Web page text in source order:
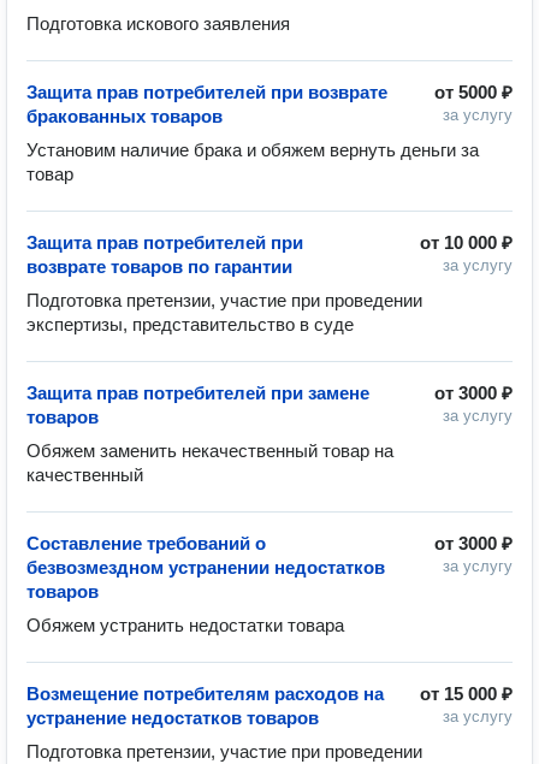
Подготовка искового заявления
от 5000 ₽
за услугу
Защита прав потребителей при возврате
бракованных товаров
Установим наличие брака и обяжем вернуть деньги за
товар
от 10 000 ₽
за услугу
Защита прав потребителей при
возврате товаров по гарантии
Подготовка претензии, участие при проведении
экспертизы, представительство в суде
от 3000 ₽
за услугу
Защита прав потребителей при замене
товаров
Обяжем заменить некачественный товар на
качественный
от 3000 ₽
за услугу
Составление требований о
безвозмездном устранении недостатков
товаров
Обяжем устранить недостатки товара
от 15 000 ₽
за услугу
Возмещение потребителям расходов на
устранение недостатков товаров
Подготовка претензии, участие при проведении